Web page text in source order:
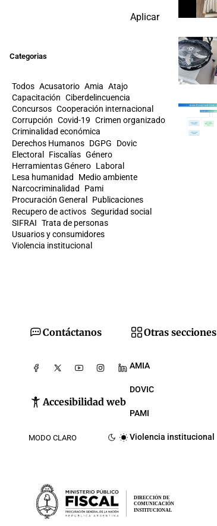
Aplicar
Categorias
Todos Acusatorio Amia Atajo
Capacitación Ciberdelincuencia
Concursos Cooperación internacional
Corrupción Covid-19 Crimen organizado
Criminalidad económica
Derechos Humanos DGPG
Dovic
Electoral
Fiscalías Género
Herramientas Género Laboral
Lesa humanidad
Medio ambiente
Narcocriminalidad
Pami
Procuración General
Publicaciones
Recupero de activos Seguridad social
SIFRAI Trata de personas
Usuarios y consumidores
Violencia institucional
Contáctanos
Accesibilidad web
MODO CLARO
Otras secciones
AMIA
DOVIC
PAMI
Violencia institucional
DIRECCIÓN DE
COMUNICACIÓN
INSTITUCIONAL